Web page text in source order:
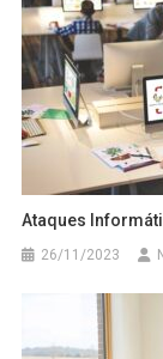
Ataques
26/11/2023